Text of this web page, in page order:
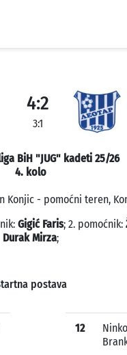
4:2
3:1
BiH "JUG" kadeti 25/26
4. kolo
Konjic - pomoćni teren,
Gigić Faris; 2. pomoćnik:
Durak Mirza;
postava
12